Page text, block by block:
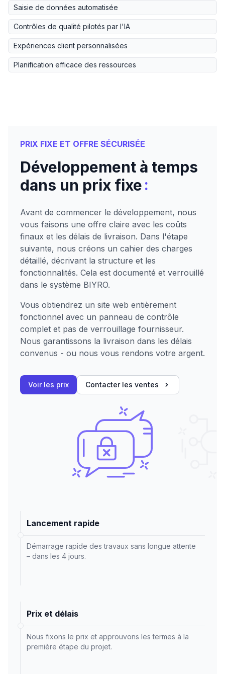
Saisie de données automatisée
Contrôles de qualité pilotés par l'IA
Expériences client personnalisées
Planification efficace des ressources
PRIX FIXE ET OFFRE SÉCURISÉE
Développement à temps
dans un prix fixe:
Avant de commencer le développement, nous
vous faisons une offre claire avec les coûts
finaux et les délais de livraison. Dans l'étape
suivante, nous créons un cahier des charges
détaillé, décrivant la structure et les
fonctionnalités. Cela est documenté et verrouillé
dans le système BIYRO.
Vous obtiendrez un site web entièrement
fonctionnel avec un panneau de contrôle
complet et pas de verrouillage fournisseur.
Nous garantissons la livraison dans les délais
convenus - ou nous vous rendons votre argent.
Voir les prix Contacter les ventes
Lancement rapide
Démarrage rapide des travaux sans longue attente
– dans les 4 jours.
Prix et délais
Nous fixons le prix et approuvons les termes à la
première étape du projet.